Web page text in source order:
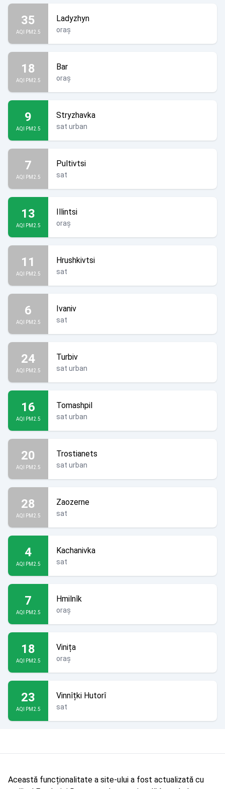
35
AQI PM2.5
Ladyzhyn
oraș
18
AQI PM2.5
Bar
oraș
9
AQI PM2.5
Stryzhavka
sat urban
7
AQI PM2.5
Pultivtsi
sat
13
AQI PM2.5
Illintsi
oraș
11
AQI PM2.5
Hrushkivtsi
sat
6
AQI PM2.5
Ivaniv
sat
24
AQI PM2.5
Turbiv
sat urban
16
AQI PM2.5
Tomashpil
sat urban
20
AQI PM2.5
Trostianets
sat urban
28
AQI PM2.5
Zaozerne
sat
4
AQI PM2.5
Kachanivka
sat
7
AQI PM2.5
Hmilnîk
oraș
18
AQI PM2.5
Vinița
oraș
23
AQI PM2.5
Vinnîțki Hutorî
sat
Această funcționalitate a site-ului a fost actualizată cu